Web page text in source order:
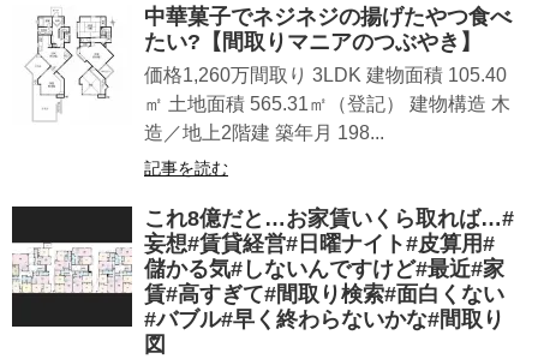
中華菓子でネジネジの揚げたやつ食べ
たい?【間取りマニアのつぶやき】
価格1,260万間取り 3LDK 建物面積 105.40
㎡ 土地面積 565.31㎡（登記） 建物構造 木
造／地上2階建 築年月 198...
記事を読む
これ8億だと…お家賃いくら取れば…#
妄想#賃貸経営#日曜ナイト#皮算用#
儲かる気#しないんですけど#最近#家
賃#高すぎて#間取り検索#面白くない
#バブル#早く終わらないかな#間取り
図